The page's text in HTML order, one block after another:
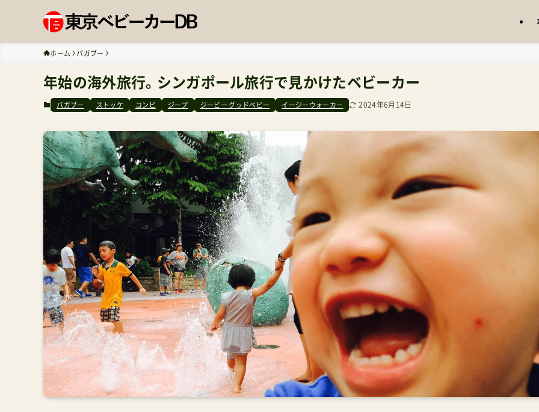
ホーム バガブー
年始の海外旅行。シンガポール旅行で見かけたベビーカー
バガブー ストッケ コンビ ジープ ジービー グッドベビー イージーウォーカー 2024年6月14日